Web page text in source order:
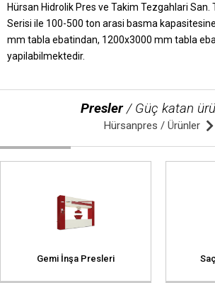
Whatsapp
Twitter
Youtube
© 2020 Hürsan Pres
Hürsan Hidrolik Pres ve Takim Tezgahlari San.
Serisi ile 100-500 ton arasi basma
mm tabla ebatindan, 1200x3000 mm tabla
yapilabilmektedir.
Presler/ Güç katan
Hürsanpres / Ürünler
Gemi İnşa Presleri